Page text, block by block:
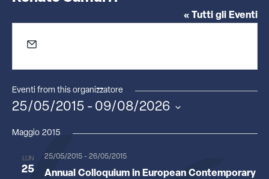
« Tutti gli Eventi
Eventi from this organizzatore
25/05/2015 - 09/08/2026
la
Maggio 2015
LUN
25
Annual Colloquium in European Contemporary
25/05/2015- 26/05/2015